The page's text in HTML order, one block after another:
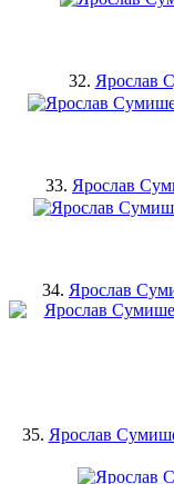
32. Ярослав
33. Ярослав
34. Ярослав
35. Ярослав